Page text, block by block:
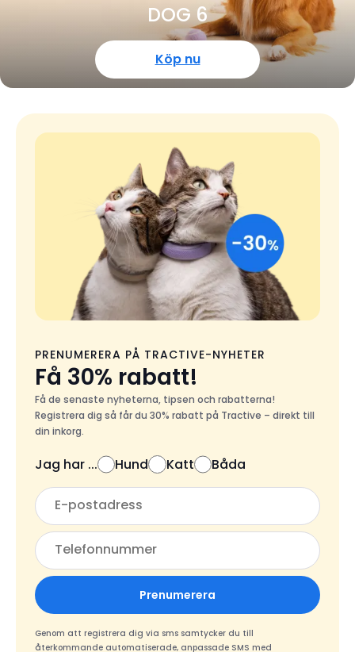
DOG 6
Köp nu
PRENUMERERA PÅ TRACTIVE-NYHETER
Få 30% rabatt!
Få de senaste nyheterna, tipsen och rabatterna!
Registrera dig så får du 30% rabatt på Tractive – direkt till
din inkorg.
Jag har ... Hund Katt Båda
Prenumerera
Genom att registrera dig via sms samtycker du till
återkommande automatiserade, anpassade SMS med